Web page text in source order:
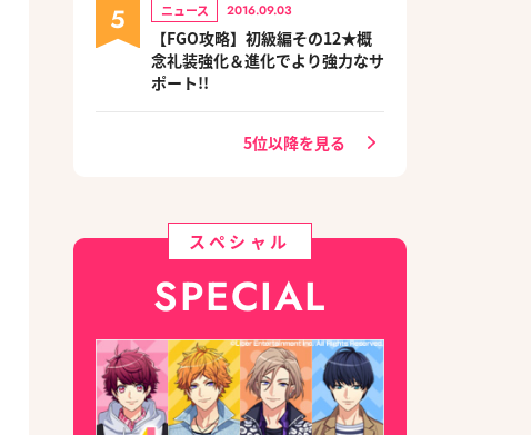
5 ニュース 2016.09.03
【FGO攻略】初級編その12★概
念礼装強化＆進化でより強力なサ
ポート!!
5位以降を見る
スペシャル
SPECIAL